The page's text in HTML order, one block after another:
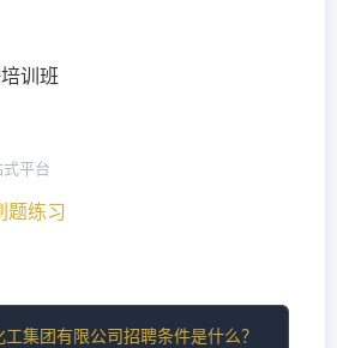
训班
平台
题练习
集团有限公司招聘条件是什么？